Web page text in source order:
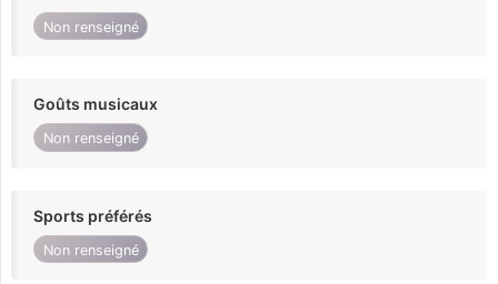
Non renseigné
Goûts musicaux
Non renseigné
Sports préférés
Non renseigné